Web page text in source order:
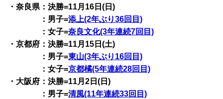
・奈良県：決勝=11月16日(日)
：男子=添上(2年ぶり36回目)
：女子=奈良文化(3年連続7回目)
・京都府：決勝=11月15日(土)
：男子=東山(3年ぶり16回目)
：女子=京都橘(5年連続28回目)
・大阪府：決勝=11月2日(日)
：男子=清風(11年連続33回目)